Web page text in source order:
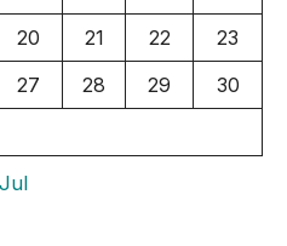
20 21 22
23
27 28 29
30